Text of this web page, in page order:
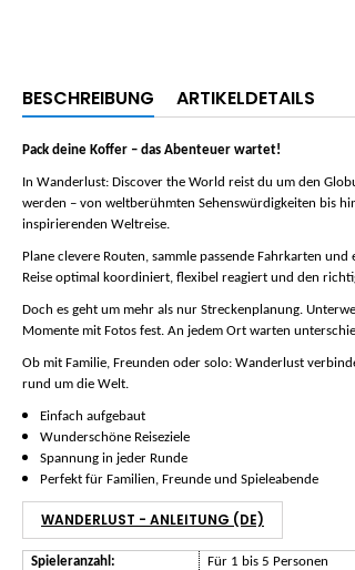
BESCHREIBUNG ARTIKELDETAILS
Pack deine Koffer – das Abenteuer wartet!
In Wanderlust: Discover the World reist du um den
werden – von weltberühmten Sehenswürdigkeiten bis
inspirierenden Weltreise.
Plane clevere Routen, sammle passende Fahrkarten
Reise optimal koordiniert, flexibel reagiert und den
Doch es geht um mehr als nur Streckenplanung.
Momente mit Fotos fest. An jedem Ort warten
Ob mit Familie, Freunden oder solo: Wanderlust
rund um die Welt.
Einfach aufgebaut
Wunderschöne Reiseziele
Spannung in jeder Runde
Perfekt für Familien, Freunde und Spieleabende
WANDERLUST - ANLEITUNG (DE)
Spieleranzahl:
Für 1 bis 5 Personen